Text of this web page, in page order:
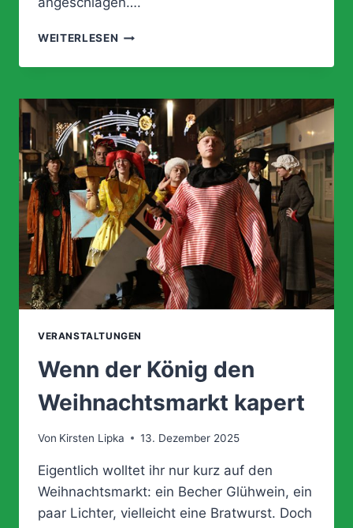
WEITERLESEN GITARRENRIFFS
ARIEN:
IM
MUSIKTHEATER
VERANSTALTUNGEN
Wenn der König den
Weihnachtsmarkt kapert
Von Kirsten Lipka 13. Dezember 2025
Eigentlich wolltet ihr nur kurz auf den
Weihnachtsmarkt: ein Becher Glühwein, ein
paar Lichter, vielleicht eine Bratwurst. Doch